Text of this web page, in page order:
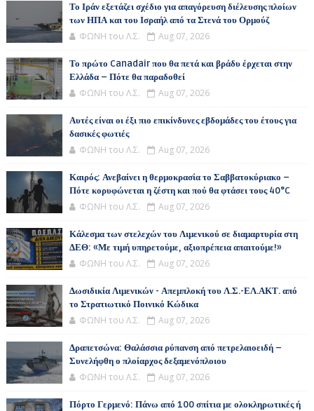
Το Ιράν εξετάζει σχέδιο για απαγόρευση διέλευσης πλοίων
των ΗΠΑ και του Ισραήλ από τα Στενά του Ορμούζ
ΦΩΝΗ του Λ.Σ. Aug 07, 2026
Το πρώτο Canadair που θα πετά και βράδυ έρχεται στην
Ελλάδα – Πότε θα παραδοθεί
ΦΩΝΗ του Λ.Σ. Aug 07, 2026
Αυτές είναι οι έξι πιο επικίνδυνες εβδομάδες του έτους για
δασικές φωτιές
ΦΩΝΗ του Λ.Σ. Aug 07, 2026
Καιρός: Ανεβαίνει η θερμοκρασία το Σαββατοκύριακο –
Πότε κορυφώνεται η ζέστη και πού θα φτάσει τους 40°C
ΦΩΝΗ του Λ.Σ. Aug 07, 2026
Κάλεσμα των στελεχών του Λιμενικού σε διαμαρτυρία στη
ΔΕΘ: «Με τιμή υπηρετούμε, αξιοπρέπεια απαιτούμε!»
ΦΩΝΗ του Λ.Σ. Aug 07, 2026
Δωσιδικία Λιμενικών - Απεμπλοκή του Λ.Σ.-ΕΛ.ΑΚΤ. από
το Στρατιωτικό Ποινικό Κώδικα
ΦΩΝΗ του Λ.Σ. Aug 07, 2026
Δραπετσώνα: Θαλάσσια ρύπανση από πετρελαιοειδή –
Συνελήφθη ο πλοίαρχος δεξαμενόπλοιου
ΦΩΝΗ του Λ.Σ. Aug 07, 2026
Πόρτο Γερμενό: Πάνω από 100 σπίτια με ολοκληρωτικές ή